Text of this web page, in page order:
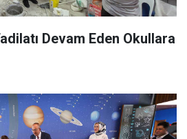
Devam Eden Okullara